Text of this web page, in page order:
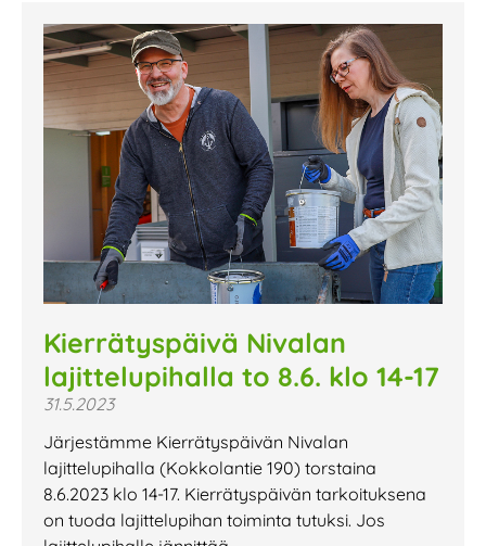
Kierrätyspäivä Nivalan
lajittelupihalla to 8.6. klo 14-17
31.5.2023
Järjestämme Kierrätyspäivän Nivalan
lajittelupihalla (Kokkolantie 190) torstaina
8.6.2023 klo 14-17. Kierrätyspäivän tarkoituksena
on tuoda lajittelupihan toiminta tutuksi. Jos